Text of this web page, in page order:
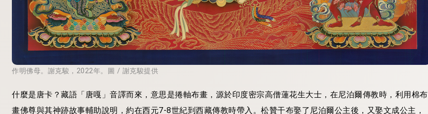
作明佛母。謝克駿，2022年。圖 / 謝克駿提供
什麼是唐卡？藏語「唐嘎」音譯而來，意思是捲軸布畫，源於印度密宗高僧蓮花生大士，在尼泊爾傳教時，利用棉布
畫佛尊與其神跡故事輔助說明，約在西元7-8世紀到西藏傳教時帶入。松贊干布娶了尼泊爾公主後，又娶文成公主，